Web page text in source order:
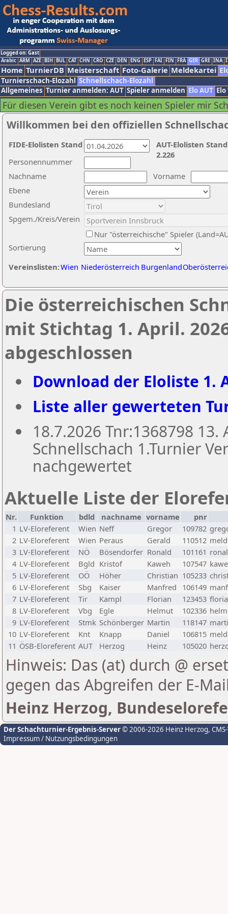
Logged on: Gast
Arabic ARM AZE BIH BUL CAT CHN CRO CZE DEN ENG ESP FAI FIN FRA GER GRE INA
Home TurnierDB Meisterschaft Foto-Galerie Meldekartei
Turnierschach-Elozahl Schnellschach-Elozahl
Allgemeines Turnier anmelden: AUT Spieler anmelden Elo AUT
Für diesen Verein gibt es noch keinen Spieler mir
Willkommen bei den offiziellen
Nachname
Vorname
Ebene
Sortierung
Personennummer
Bundesland
Spgem./Kreis/Verein
Nur "österreichische" Spieler
Vereinslisten:Wien Niederösterreich Burgenland
AUT-Elolisten
2.226
FIDE-Elolisten Stand
Die österreichischen
mit Stichtag 1. April.
abgeschlossen
Download der Eloliste 1.
Liste aller gewerteten
18.7.2026 Tnr:1368798
Schnellschach 1.Turnier
nachgewertet
Aktuelle Liste der
Nr. Funktion bdld nachname vorname
pnr
1 LV-Eloreferent Wien Neff Gregor 109782
2 LV-Eloreferent Wien Peraus Gerald 110512
3 LV-Eloreferent NÖ Bösendorfer Ronald 101161
4 LV-Eloreferent Bgld Kristof Kaweh 107547
5 LV-Eloreferent OÖ Höher Christian 105233
6 LV-Eloreferent Sbg Kaiser Manfred 106149
7 LV-Eloreferent Tir Kampl Florian 123453
8 LV-Eloreferent Vbg Egle Helmut 102336
9 LV-Eloreferent Stmk Schönberger Martin 118147
10 LV-Eloreferent Knt Knapp Daniel 106815
11 ÖSB-Eloreferent AUT Herzog Heinz 105020
Hinweis: Das (at) durch @
gegen das Abgreifen der E-
Heinz Herzog,
Der Schachturnier-Ergebnis-Server© 2006-2026 Heinz Herzog,
Impressum / Nutzungsbedingungen